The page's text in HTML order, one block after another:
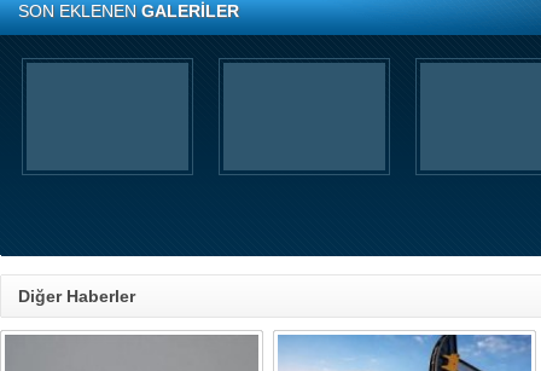
SON EKLENENGALERİLER
Diğer Haberler